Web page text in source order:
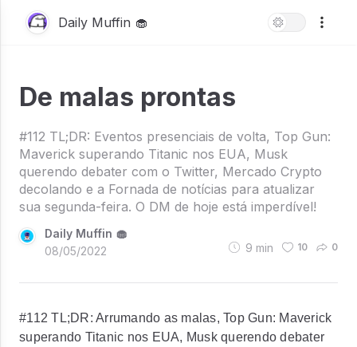
Daily Muffin 🧁
De malas prontas
#112 TL;DR: Eventos presenciais de volta, Top Gun:
Maverick superando Titanic nos EUA, Musk
querendo debater com o Twitter, Mercado Crypto
decolando e a Fornada de notícias para atualizar
sua segunda-feira. O DM de hoje está imperdível!
Daily Muffin 🧁
08/05/2022
9 min 10 0
#112 TL;DR: Arrumando as malas, Top Gun: Maverick
superando Titanic nos EUA, Musk querendo debater